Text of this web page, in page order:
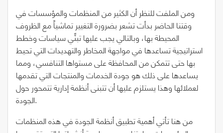
ومن الملفت للنظر أن الكثير من المنظمات والمؤسسات في
وقتنا الحاضر بدأت تشعر بضرورة التغيير تماشياً مع الظروف
المحيطة بها، وبالتالي يجب عليها تبنِّي سياسات وخطط
استراتيجية تساعدها في مواجهة المخاطر والتهديدات التي تحيط
بها حتى تتمكن من المحافظة على مستواها التنافسي، ومما
يساعدها على ذلك هو جودة الخدمات والمنتجات التي تقدمها
لعملائها وهذا يستلزم عليها أن تتبنى أنظمة إدارية تتمحور حول
الجودة.
من هنا تأتي أهمية تطبيق أنظمة الجودة في هذه المنظمات